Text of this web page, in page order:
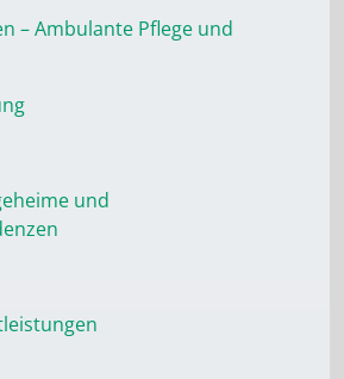
– Ambulante Pflege und
und